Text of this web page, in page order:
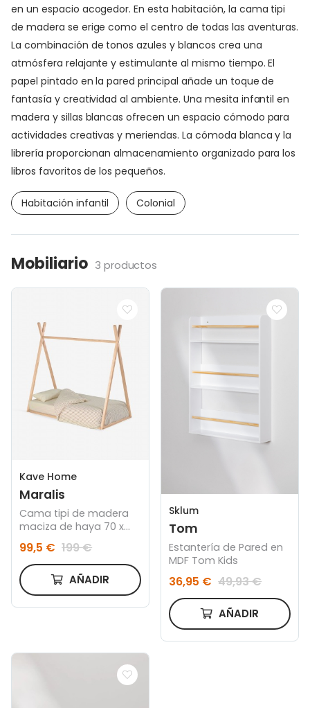
en un espacio acogedor. En esta habitación, la cama tipi
de madera se erige como el centro de todas las aventuras.
La combinación de tonos azules y blancos crea una
atmósfera relajante y estimulante al mismo tiempo. El
papel pintado en la pared principal añade un toque de
fantasía y creatividad al ambiente. Una mesita infantil en
madera y sillas blancas ofrecen un espacio cómodo para
actividades creativas y meriendas. La cómoda blanca y la
librería proporcionan almacenamiento organizado para los
libros favoritos de los pequeños.
Habitación infantil Colonial
Mobiliario 3 productos
Kave Home
Maralis
Cama tipi de madera
maciza de haya 70 x
99,5 € 199 €
AÑADIR
Sklum
Tom
Estantería de Pared en
MDF Tom Kids
36,95 € 49,93 €
AÑADIR